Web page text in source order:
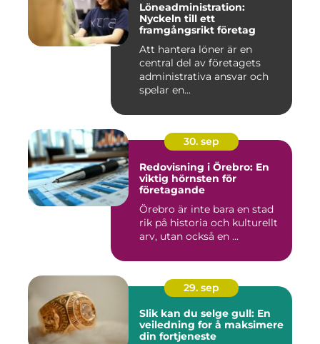
Löneadministration:
Nyckeln till ett
framgångsrikt företag
Att hantera löner är en
central del av företagets
administrativa ansvar och
spelar en...
30. sep
Redovisning i Örebro: En
viktig hörnsten för
företagande
Örebro är inte bara en stad
rik på historia och kulturellt
arv, utan också en ...
29. sep
Slik kan du selge gull: En
veiledning for å maksimere
din fortjeneste